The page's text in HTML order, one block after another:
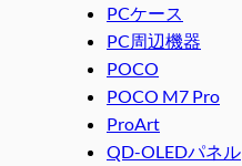
PCケース
PC周辺機器
POCO
POCO M7 Pro
ProArt
QD-OLEDパネル